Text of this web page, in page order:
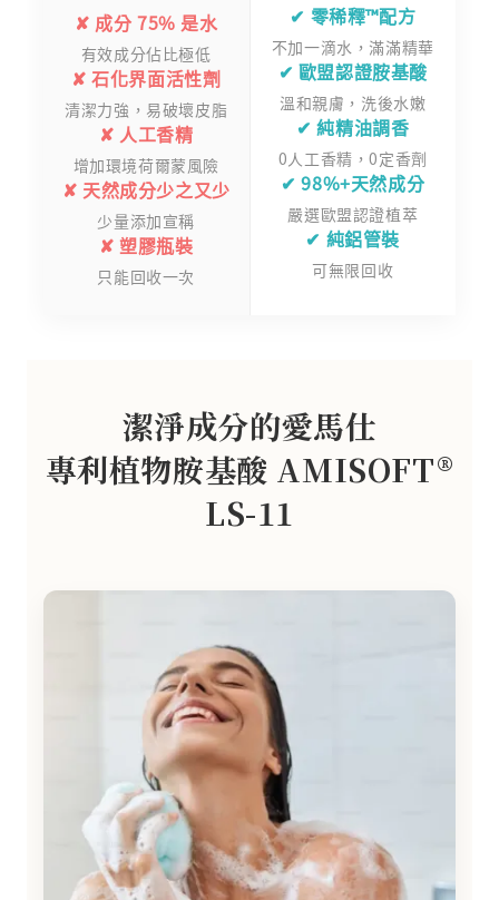
✘ 成分 75% 是水
有效成分佔比極低
✘ 石化界面活性劑
清潔力強，易破壞皮脂
✘ 人工香精
增加環境荷爾蒙風險
✘ 天然成分少之又少
少量添加宣稱
✘ 塑膠瓶裝
只能回收一次
✔ 零稀釋™配方
不加一滴水，滿滿精華
✔ 歐盟認證胺基酸
溫和親膚，洗後水嫩
✔ 純精油調香
0人工香精，0定香劑
✔ 98%+天然成分
嚴選歐盟認證植萃
✔ 純鋁管裝
可無限回收
潔淨成分的愛馬仕
專利植物胺基酸 AMISOFT®
LS-11